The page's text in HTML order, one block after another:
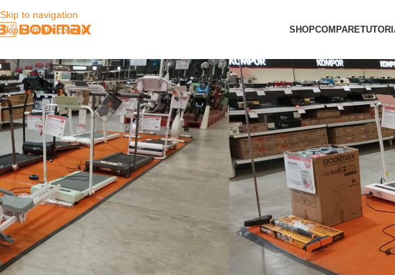
Skip to navigation
Skip to main content
SHOPCOMPARE